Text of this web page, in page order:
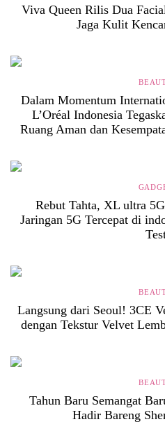
Viva Queen Rilis Dua
Jaga Kulit
Dalam Momentum
L’Oréal Indonesia
Ruang Aman dan
Rebut Tahta, XL ultra
Jaringan 5G Tercepat di
Langsung dari Seoul! 3CE
dengan Tekstur Velvet
Tahun Baru Semangat
Hadir Bareng